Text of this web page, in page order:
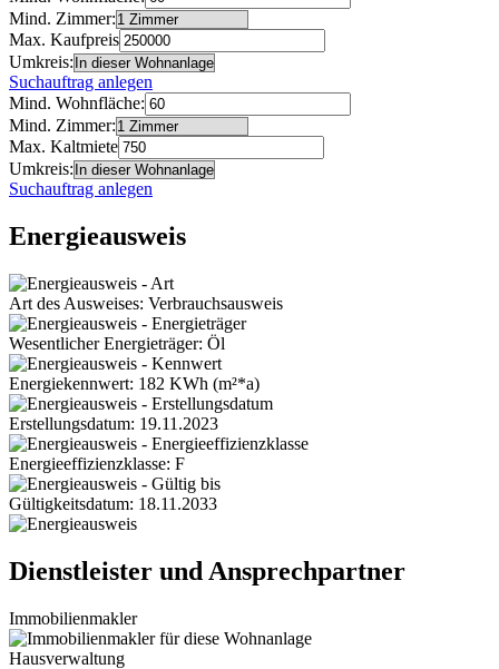
Mind. Zimmer:
Max. Kaufpreis
Umkreis:
Suchauftrag anlegen
Mind. Wohnfläche:
Mind. Zimmer:
Max. Kaltmiete
Umkreis:
Suchauftrag anlegen
Energieausweis
Art des Ausweises: Verbrauchsausweis
Wesentlicher Energieträger: Öl
Energiekennwert: 182 KWh (m²*a)
Erstellungsdatum: 19.11.2023
Energieeffizienzklasse: F
Gültigkeitsdatum: 18.11.2033
Dienstleister und Ansprechpartner
Immobilienmakler
Hausverwaltung